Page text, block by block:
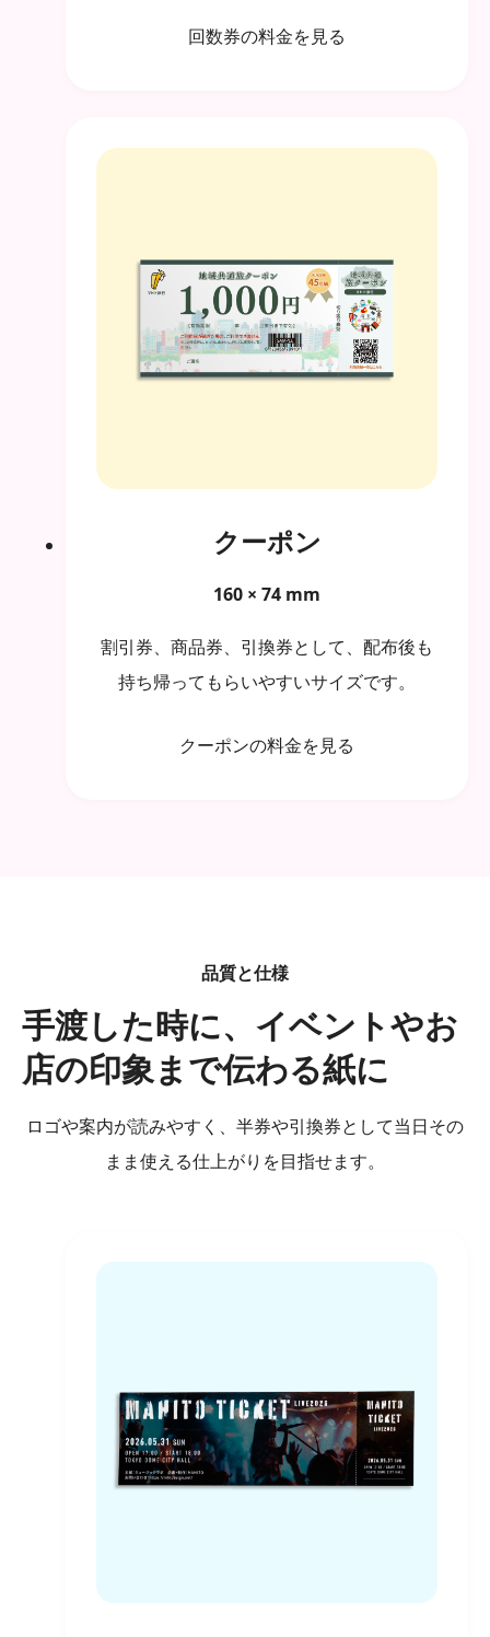
回数券の料金を見る
クーポン
160 × 74 mm
割引券、商品券、引換券として、配布後も
持ち帰ってもらいやすいサイズです。
クーポンの料金を見る
品質と仕様
手渡した時に、イベントやお
店の印象まで伝わる紙に
ロゴや案内が読みやすく、半券や引換券として当日その
まま使える仕上がりを目指せます。